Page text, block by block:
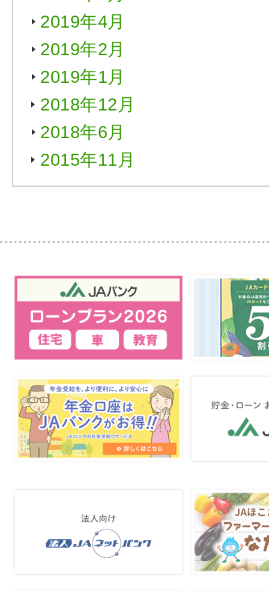
2019年4月
2019年2月
2019年1月
2018年12月
2018年6月
2015年11月